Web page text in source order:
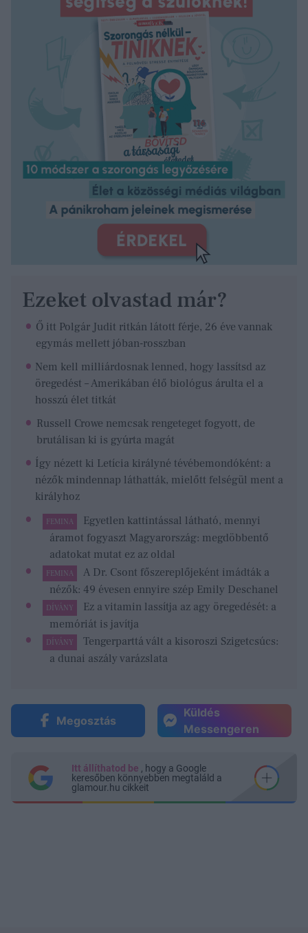
Ezeket olvastad már?
Ő itt Polgár Judit ritkán látott férje, 26 éve vannak
egymás mellett jóban-rosszban
Nem kell milliárdosnak lenned, hogy lassítsd az
öregedést – Amerikában élő biológus árulta el a
hosszú élet titkát
Russell Crowe nemcsak rengeteget fogyott, de
brutálisan ki is gyúrta magát
Így nézett ki Letícia királyné tévébemondóként: a
nézők mindennap láthatták, mielőtt felségül ment a
királyhoz
FEMINA
Egyetlen kattintással látható, mennyi
áramot fogyaszt Magyarország: megdöbbentő
adatokat mutat ez az oldal
FEMINA
A Dr. Csont főszereplőjeként imádták a
nézők: 49 évesen ennyire szép Emily Deschanel
DÍVÁNY
Ez a vitamin lassítja az agy öregedését: a
memóriát is javítja
DÍVÁNY
Tengerparttá vált a kisoroszi Szigetcsúcs:
a dunai aszály varázslata
Megosztás
Küldés
Messengeren
Itt állíthatod be , hogy a Google
keresőben könnyebben megtaláld a
glamour.hu cikkeit